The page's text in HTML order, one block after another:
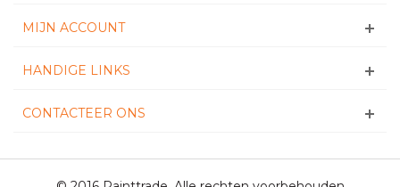
MIJN ACCOUNT
HANDIGE LINKS
CONTACTEER ONS